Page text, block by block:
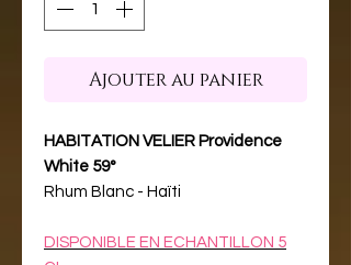
Ajouter au panier
HABITATION VELIER Providence
White 59°
Rhum Blanc - Haïti
DISPONIBLE EN ECHANTILLON 5